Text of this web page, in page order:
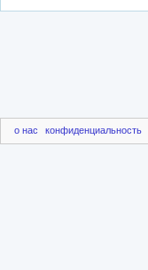
о нас конфиденциальность